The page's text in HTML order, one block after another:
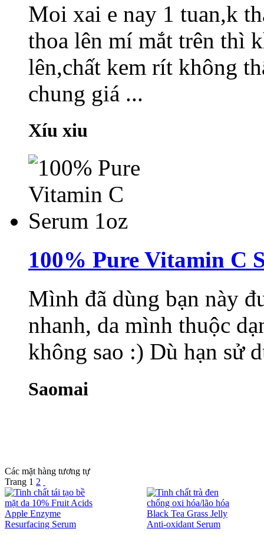
Moi xai e nay 1 tuan,k
thoa lên mí mắt trên thì
lên,chất kem rít không
chung giá ...
Xíu xiu
100% Pure Vitamin C
Mình đã dùng bạn này
nhanh, da mình thuộc
không sao :) Dù hạn sử
Saomai
Các mặt hàng tương tự
Trang 1 2